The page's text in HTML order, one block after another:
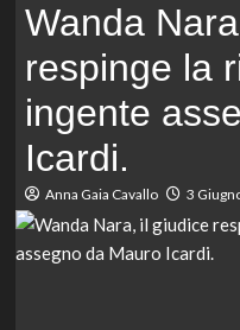
Wanda
respinge la
ingente
Icardi.
Anna Gaia Cavallo 3